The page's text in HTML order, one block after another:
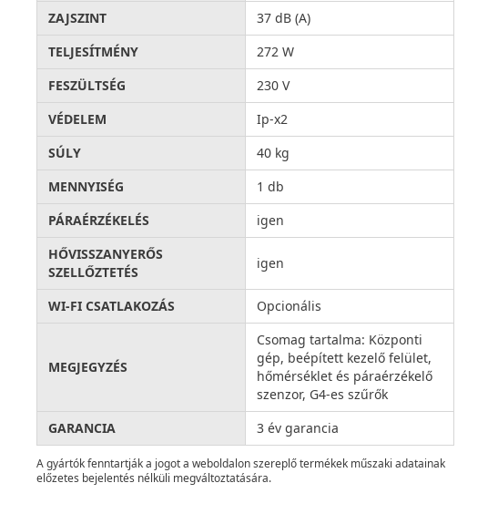
ZAJSZINT
37 dB (A)
TELJESÍTMÉNY
272 W
FESZÜLTSÉG
230 V
VÉDELEM
Ip-x2
SÚLY
40 kg
MENNYISÉG
1 db
PÁRAÉRZÉKELÉS
igen
HŐVISSZANYERŐS
SZELLŐZTETÉS
igen
WI-FI CSATLAKOZÁS Opcionális
MEGJEGYZÉS
Csomag tartalma: Központi
gép, beépített kezelő felület,
hőmérséklet és páraérzékelő
szenzor, G4-es szűrők
GARANCIA
3 év garancia
A gyártók fenntartják a jogot a weboldalon szereplő termékek műszaki adatainak
előzetes bejelentés nélküli megváltoztatására.